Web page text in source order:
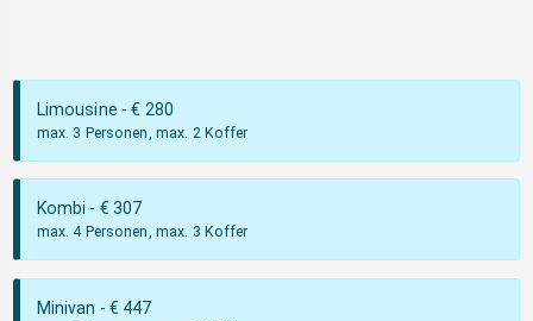
Limousine - € 280
max. 3 Personen, max. 2 Koffer
Kombi - € 307
max. 4 Personen, max. 3 Koffer
Minivan - € 447